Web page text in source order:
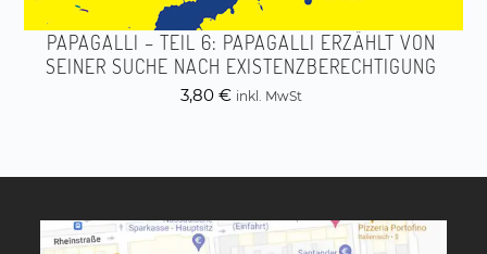
PAPAGALLI – TEIL 6: PAPAGALLI ERZÄHLT VON
SEINER SUCHE NACH EXISTENZBERECHTIGUNG
3,80 € inkl. MwSt